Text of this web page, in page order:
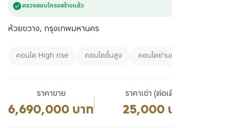
ตรวจสอบโครงสร้างแล้ว
ห้วยขวาง, กรุงเทพมหานคร
คอนโด High rise คอนโดชั้นสูง คอนโดย่านศูนย์กลางธุรกิจแ
ราคาขาย
6,690,000 บาท
ราคาเช่า (ต่อเดือน)
25,000 บาท